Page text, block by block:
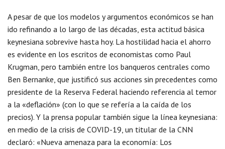
A pesar de que los modelos y argumentos económicos se han
ido refinando a lo largo de las décadas, esta actitud básica
keynesiana sobrevive hasta hoy. La hostilidad hacia el ahorro
es evidente en los escritos de economistas como Paul
Krugman, pero también entre los banqueros centrales como
Ben Bernanke, que justificó sus acciones sin precedentes como
presidente de la Reserva Federal haciendo referencia al temor
a la «deflación» (con lo que se refería a la caída de los
precios). Y la prensa popular también sigue la línea keynesiana:
en medio de la crisis de COVID-19, un titular de la CNN
declaró: «Nueva amenaza para la economía: Los